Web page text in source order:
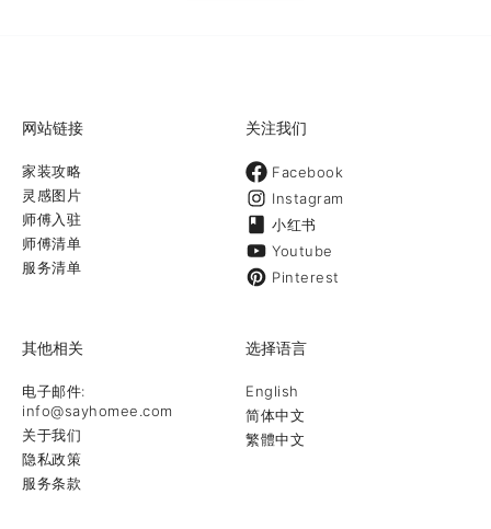
网站链接
家装攻略
灵感图片
师傅入驻
师傅清单
服务清单
关注我们
Facebook
Instagram
小红书
Youtube
Pinterest
其他相关
电子邮件:
info@sayhomee.com
关于我们
隐私政策
服务条款
选择语言
English
简体中文
繁體中文